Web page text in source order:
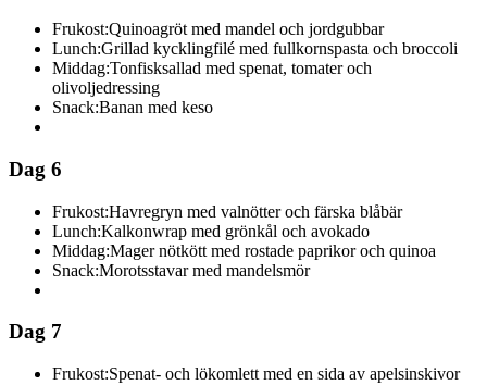
Frukost:Quinoagröt med mandel och jordgubbar
Lunch:Grillad kycklingfilé med fullkornspasta och broccoli
Middag:Tonfisksallad med spenat, tomater och
olivoljedressing
Snack:Banan med keso
Dag 6
Frukost:Havregryn med valnötter och färska blåbär
Lunch:Kalkonwrap med grönkål och avokado
Middag:Mager nötkött med rostade paprikor och quinoa
Snack:Morotsstavar med mandelsmör
Dag 7
Frukost:Spenat- och lökomlett med en sida av apelsinskivor